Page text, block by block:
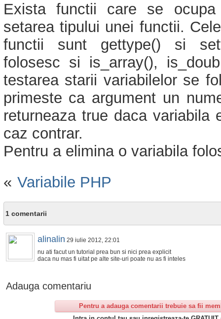
Exista functii care se
setarea tipului unei functii.
functii sunt gettype() si
folosesc si is_array(),
testarea starii variabilelor se
primeste ca argument un
returneaza true daca variabila
caz contrar.
Pentru a elimina o variabila
« Variabile PHP
1 comentarii
alinalin 29 iulie 2012, 22:01
nu ati facut un tutorial prea bun si nici prea explicit
daca nu mas fi uitat pe alte site-uri poate nu as fi inteles
Adauga comentariu
Pentru a adauga comentarii trebuie sa fii